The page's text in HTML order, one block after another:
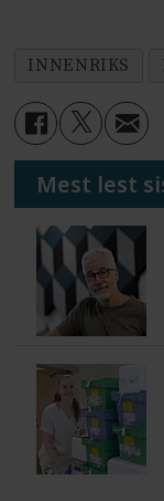
INNENRIKS
Mest lest